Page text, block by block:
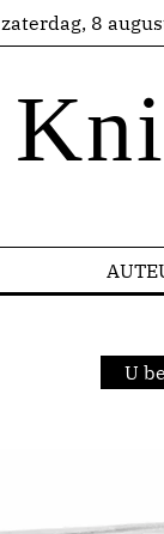
zaterdag, 8
U